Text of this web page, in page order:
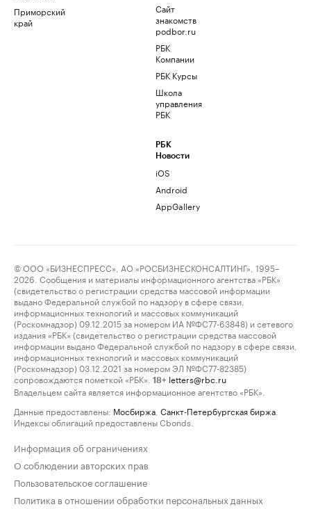
Приморский
край
Сайт
знакомств
podbor.ru
РБК
Компании
РБК Курсы
Школа
управления
РБК
РБК
Новости
iOS
Android
AppGallery
© ООО «БИЗНЕСПРЕСС», АО «РОСБИЗНЕСКОНСАЛТИНГ», 1995–
2026. Сообщения и материалы информационного агентства «РБК»
(свидетельство о регистрации средства массовой информации
выдано Федеральной службой по надзору в сфере связи,
информационных технологий и массовых коммуникаций
(Роскомнадзор) 09.12.2015 за номером ИА №ФС77-63848) и сетевого
издания «РБК» (свидетельство о регистрации средства массовой
информации выдано Федеральной службой по надзору в сфере связи,
информационных технологий и массовых коммуникаций
(Роскомнадзор) 03.12.2021 за номером ЭЛ №ФС77-82385)
сопровождаются пометкой «РБК».
18+ letters@rbc.ru
Владельцем сайта является информационное агентство «РБК».
Данные предоставлены: Мосбиржа Санкт-Петербургская биржа
Индексы облигаций предоставлены Cbonds.
Информация об ограничениях
О соблюдении авторских прав
Пользовательское соглашение
Политика в отношении обработки персональных данных